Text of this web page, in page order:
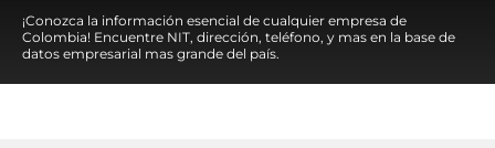
¡Conozca la información esencial de cualquier empresa de
Colombia! Encuentre NIT, dirección, teléfono, y mas en la base de
datos empresarial mas grande del país.